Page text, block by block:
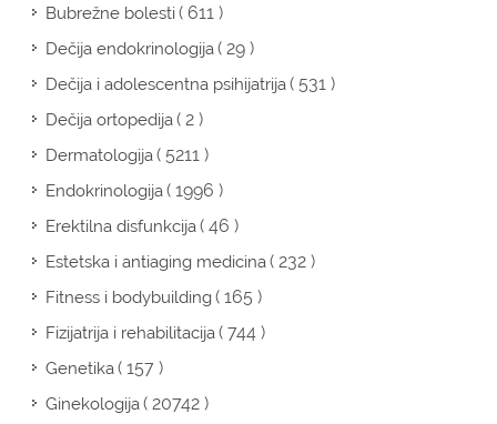
Bubrežne bolesti( 611 )
Dečija endokrinologija( 29 )
Dečija i adolescentna psihijatrija( 531 )
Dečija ortopedija( 2 )
Dermatologija( 5211 )
Endokrinologija( 1996 )
Erektilna disfunkcija( 46 )
Estetska i antiaging medicina( 232 )
Fitness i bodybuilding( 165 )
Fizijatrija i rehabilitacija( 744 )
Genetika( 157 )
Ginekologija( 20742 )